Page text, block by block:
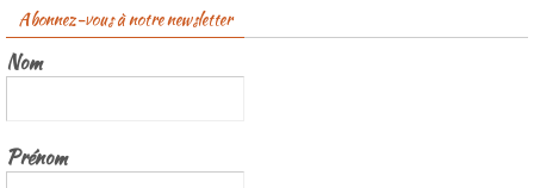
Abonnez-vous à notre newsletter
Nom
Prénom